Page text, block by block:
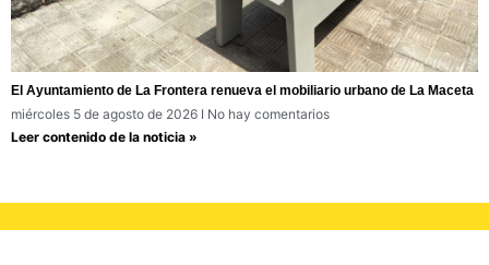
El Ayuntamiento de La Frontera renueva el mobiliario urbano de La Maceta
miércoles 5 de agosto de 2026
No hay comentarios
Leer contenido de la noticia »